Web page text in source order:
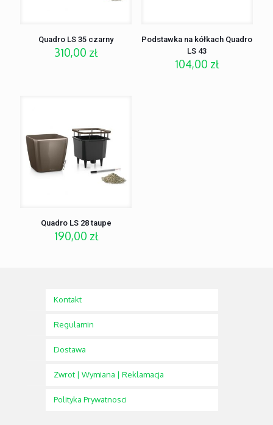
Quadro LS 35 czarny
310,00 zł
Podstawka na kółkach Quadro
LS 43
104,00 zł
Quadro LS 28 taupe
190,00 zł
Kontakt
Regulamin
Dostawa
Zwrot | Wymiana | Reklamacja
Polityka Prywatnosci